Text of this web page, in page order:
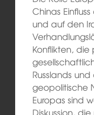
Chinas
und auf den
Konflikten, die
Russlands
geopolitische
Europas sind
Diskussion,